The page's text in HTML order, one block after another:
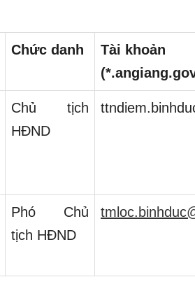
Chức danh
Tài khoản
Chủ tịch
HĐND
Phó Chủ
tịch HĐND